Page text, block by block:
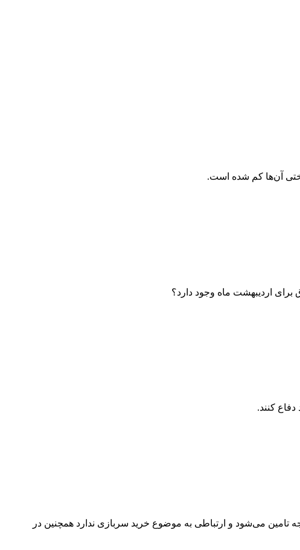
آن‌ها کم شده است.
اردیبهشت ماه وجود دارد؟
کنند.
میرتاج الدینی درخصوص منتفی شدن افزایش حقوق سربازان در سال آینده گفت: حقوق سربازان از محل تبصره ۷ بودجه تامین می‌شود و ارتباطی به موضوع خرید سربازی ندارد همچنین در